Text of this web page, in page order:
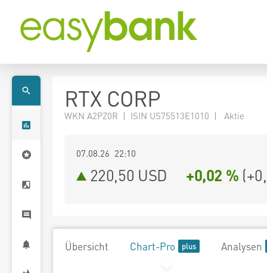
RTX CORP
WKN A2PZ0R | ISIN US75513E1010 | Aktie
07.08.26 22:10
220,50 USD +0,02 % (
Übersicht Chart-Pro Analysen